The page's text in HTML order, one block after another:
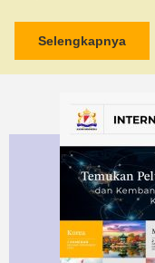
Selengkapnya